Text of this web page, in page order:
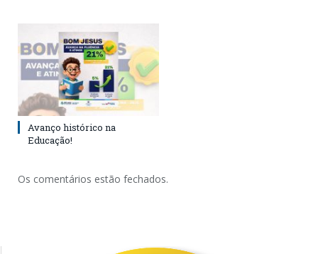
Avanço histórico na
Educação!
Os comentários estão fechados.